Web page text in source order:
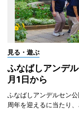
見る・遊ぶ
ふなばしアンデ
月1日から
ふなばしアンデルセン
周年を迎えるに当たり